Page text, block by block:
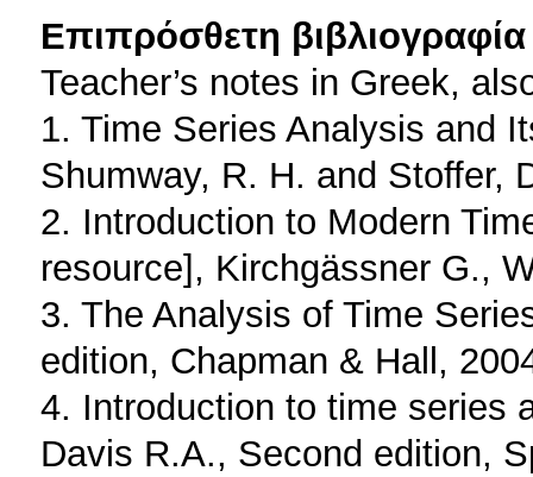
Επιπρόσθετη βιβλιογραφία
Teacher’s notes in Greek,
1. Time Series Analysis and
Shumway, R. H. and Stoffer,
2. Introduction to Modern
resource], Kirchgässner G.,
3. The Analysis of Time
edition, Chapman & Hall,
4. Introduction to time series
Davis R.A., Second edition,